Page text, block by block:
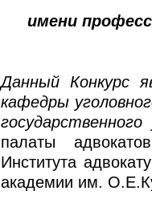
имени
Данный Конкурс
кафедры
палаты
Института
академии им.